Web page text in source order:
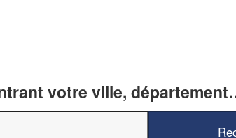
votre ville,
✕